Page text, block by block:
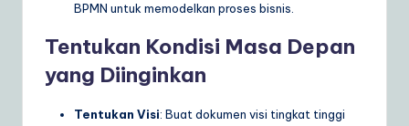
BPMN untuk memodelkan proses bisnis.
Tentukan Kondisi Masa Depan
yang Diinginkan
Tentukan Visi: Buat dokumen visi tingkat tinggi